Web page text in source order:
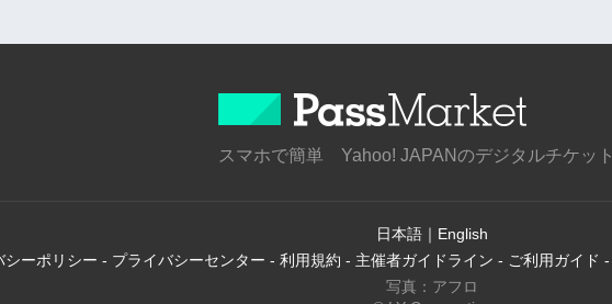
スマホで簡単 Yahoo! JAPANのデジタルチケット
日本語 ｜ English
シーポリシー - プライバシーセンター - 利用規約 - 主催者ガイドライン - ご利用ガイド -
写真：アフロ